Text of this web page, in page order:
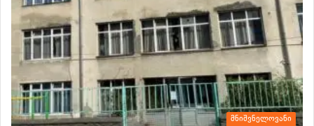
მნიშვნელოვანი